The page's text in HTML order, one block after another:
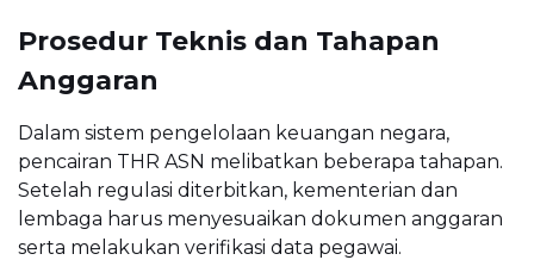
Prosedur Teknis dan Tahapan
Anggaran
Dalam sistem pengelolaan keuangan negara,
pencairan THR ASN melibatkan beberapa tahapan.
Setelah regulasi diterbitkan, kementerian dan
lembaga harus menyesuaikan dokumen anggaran
serta melakukan verifikasi data pegawai.